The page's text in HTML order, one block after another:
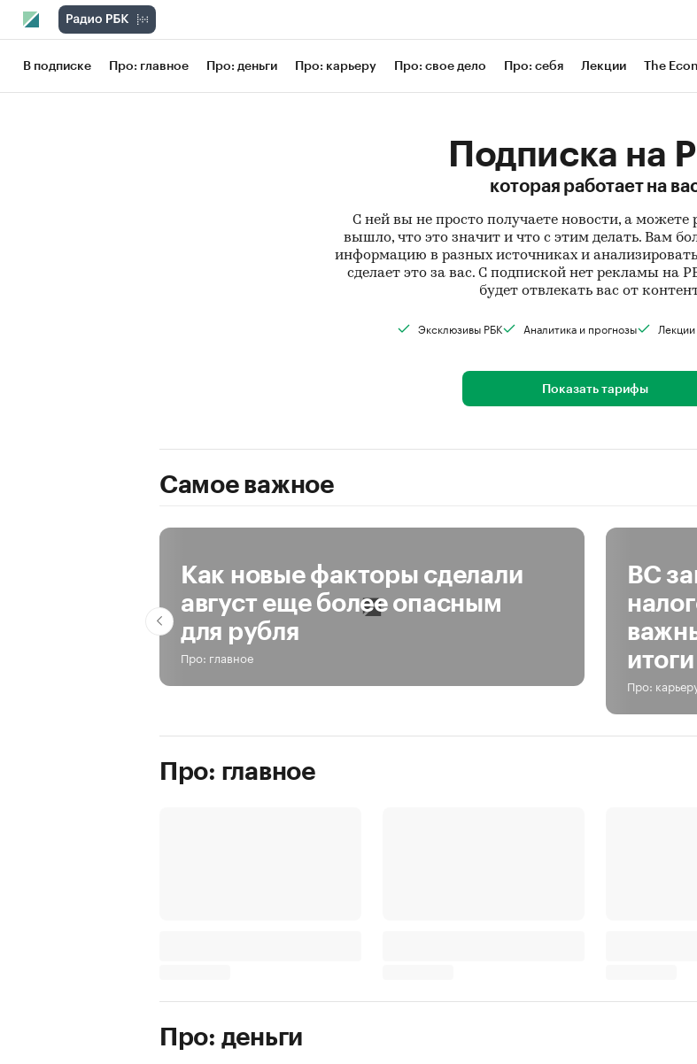
В подписке Про: главное Про: деньги Про: карьеру Про: свое дело Про: себя Лекции The
Подписка на
которая работает на
С ней вы не просто получаете новости, а можете
вышло, что это значит и что с этим делать. Вам
информацию в разных источниках и
сделает это за вас. С подпиской нет рекламы на
будет отвлекать вас от
Эксклюзивы РБК Аналитика и прогнозы
Показать тарифы
Самое важное
Как новые факторы сделали
август еще более опасным
для рубля
Про: главное
ВС
Про:
Про: главное
Про: деньги